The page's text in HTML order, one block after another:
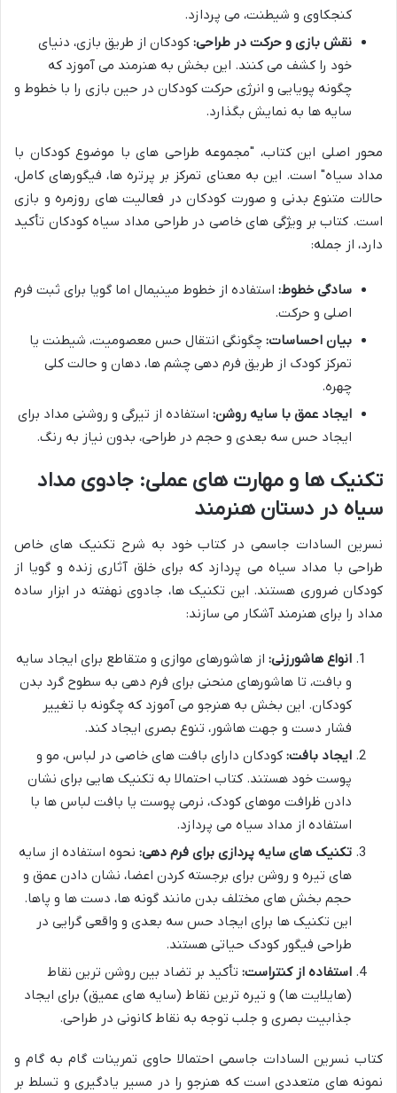
کنجکاوی و شیطنت، می پردازد.
نقش بازی و حرکت در طراحی: کودکان از طریق بازی، دنیای
خود را کشف می کنند. این بخش به هنرمند می آموزد که
چگونه پویایی و انرژی حرکت کودکان در حین بازی را با خطوط و
سایه ها به نمایش بگذارد.
محور اصلی این کتاب، "مجموعه طراحی های با موضوع کودکان با
مداد سیاه" است. این به معنای تمرکز بر پرتره ها، فیگورهای کامل،
حالات متنوع بدنی و صورت کودکان در فعالیت های روزمره و بازی
است. کتاب بر ویژگی های خاصی در طراحی مداد سیاه کودکان تأکید
دارد، از جمله:
سادگی خطوط: استفاده از خطوط مینیمال اما گویا برای ثبت فرم
اصلی و حرکت.
بیان احساسات: چگونگی انتقال حس معصومیت، شیطنت یا
تمرکز کودک از طریق فرم دهی چشم ها، دهان و حالت کلی
چهره.
ایجاد عمق با سایه روشن: استفاده از تیرگی و روشنی مداد برای
ایجاد حس سه بعدی و حجم در طراحی، بدون نیاز به رنگ.
تکنیک ها و مهارت های عملی: جادوی مداد
سیاه در دستان هنرمند
نسرین السادات جاسمی در کتاب خود به شرح تکنیک های خاص
طراحی با مداد سیاه می پردازد که برای خلق آثاری زنده و گویا از
کودکان ضروری هستند. این تکنیک ها، جادوی نهفته در ابزار ساده
مداد را برای هنرمند آشکار می سازند:
انواع هاشورزنی: از هاشورهای موازی و متقاطع برای ایجاد سایه
و بافت، تا هاشورهای منحنی برای فرم دهی به سطوح گرد بدن
کودکان. این بخش به هنرجو می آموزد که چگونه با تغییر
فشار دست و جهت هاشور، تنوع بصری ایجاد کند.
ایجاد بافت: کودکان دارای بافت های خاصی در لباس، مو و
پوست خود هستند. کتاب احتمالا به تکنیک هایی برای نشان
دادن ظرافت موهای کودک، نرمی پوست یا بافت لباس ها با
استفاده از مداد سیاه می پردازد.
تکنیک های سایه پردازی برای فرم دهی: نحوه استفاده از سایه
های تیره و روشن برای برجسته کردن اعضا، نشان دادن عمق و
حجم بخش های مختلف بدن مانند گونه ها، دست ها و پاها.
این تکنیک ها برای ایجاد حس سه بعدی و واقعی گرایی در
طراحی فیگور کودک حیاتی هستند.
استفاده از کنتراست: تأکید بر تضاد بین روشن ترین نقاط
(هایلایت ها) و تیره ترین نقاط (سایه های عمیق) برای ایجاد
جذابیت بصری و جلب توجه به نقاط کانونی در طراحی.
کتاب نسرین السادات جاسمی احتمالا حاوی تمرینات گام به گام و
نمونه های متعددی است که هنرجو را در مسیر یادگیری و تسلط بر